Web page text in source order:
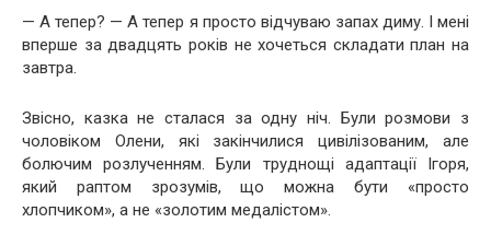
— А тепер? — А тепер я просто відчуваю запах диму. І мені
вперше за двадцять років не хочеться складати план на
завтра.
Звісно, казка не сталася за одну ніч. Були розмови з
чоловіком Олени, які закінчилися цивілізованим, але
болючим розлученням. Були труднощі адаптації Ігоря,
який раптом зрозумів, що можна бути «просто
хлопчиком», а не «золотим медалістом».